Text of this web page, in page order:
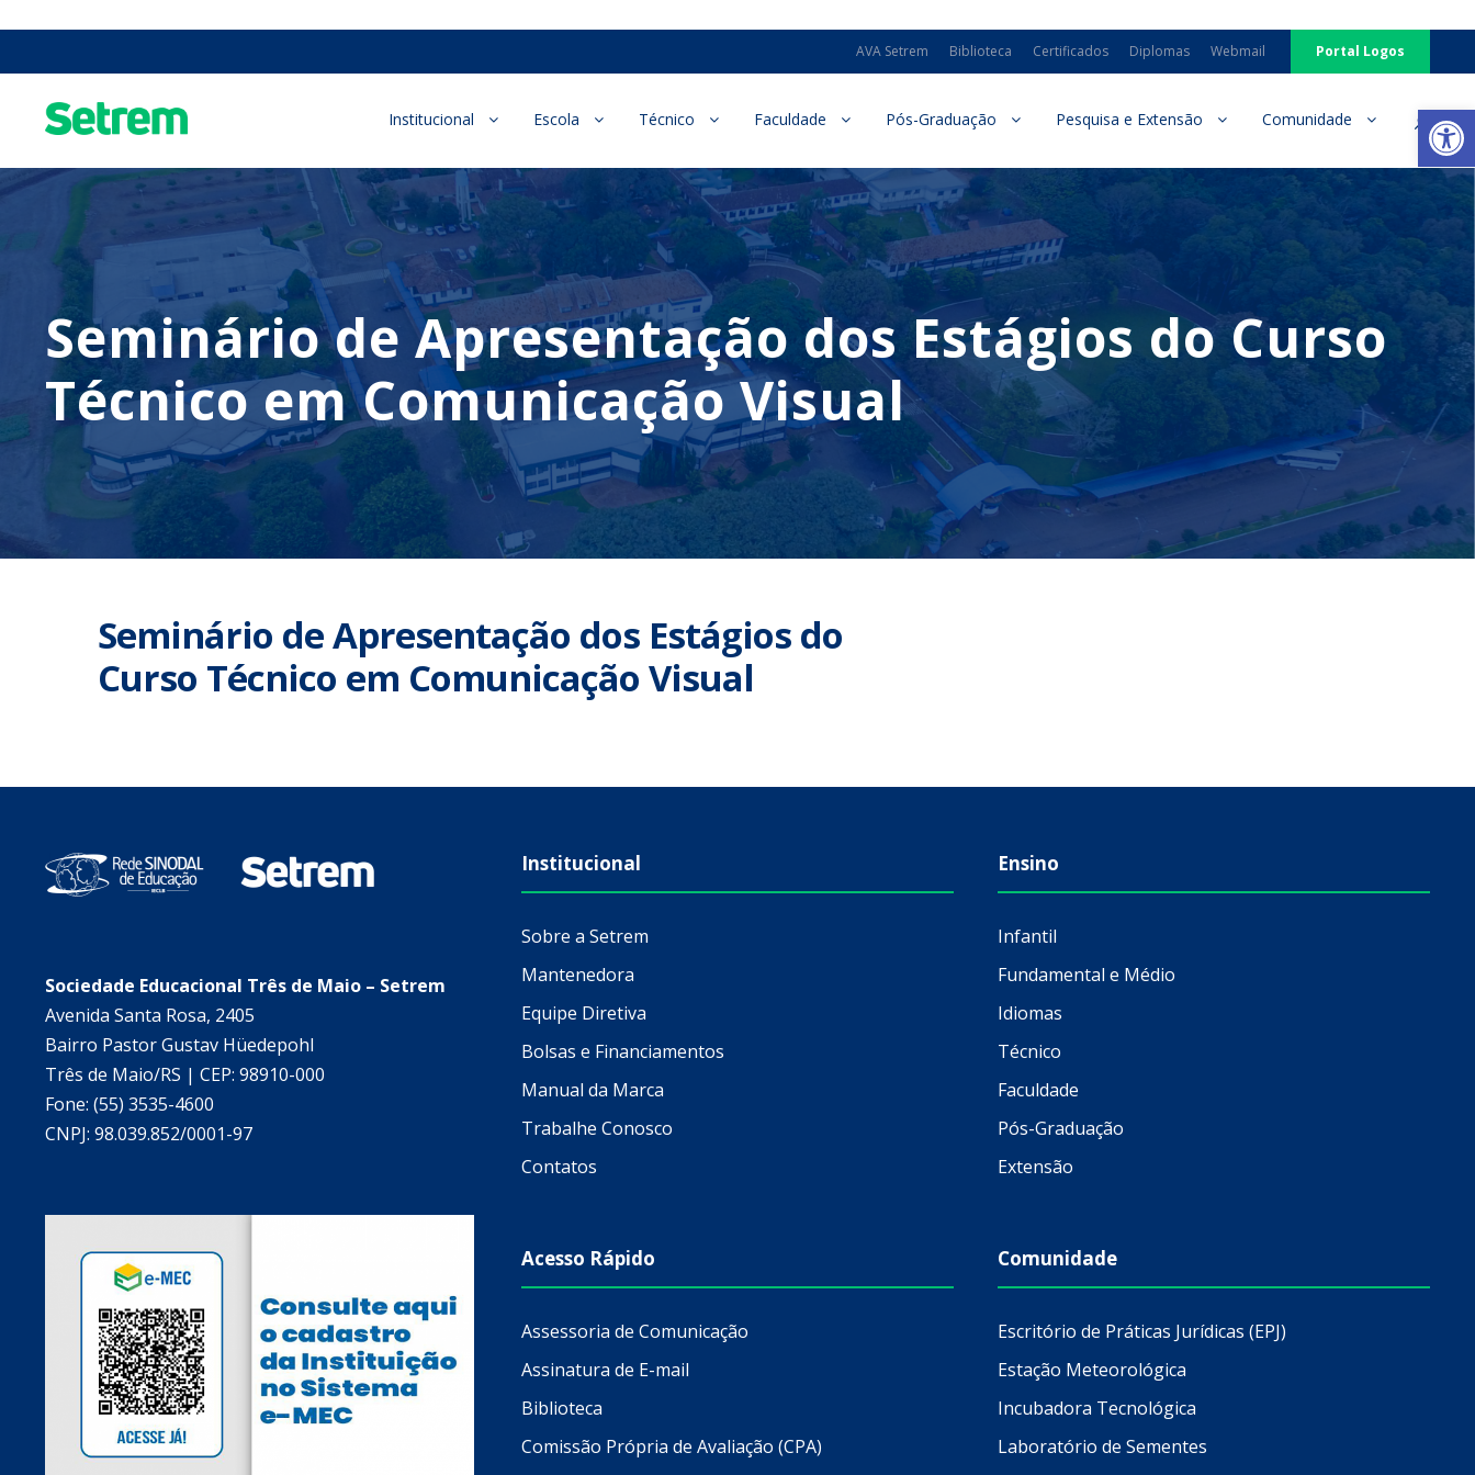
AVA Setrem Biblioteca Certificados Diplomas Webmail Portal Logos
Institucional Escola Técnico Faculdade Pós-Graduação Pesquisa e Extensão Comunidade
Seminário de Apresentação dos Estágios do Curso
Técnico em Comunicação Visual
Seminário de Apresentação dos Estágios do
Curso Técnico em Comunicação Visual
Sociedade Educacional Três de Maio – Setrem
Avenida Santa Rosa, 2405
Bairro Pastor Gustav Hüedepohl
Três de Maio/RS | CEP: 98910-000
Fone: (55) 3535-4600
CNPJ: 98.039.852/0001-97
Institucional
Sobre a Setrem
Mantenedora
Equipe Diretiva
Bolsas e Financiamentos
Manual da Marca
Trabalhe Conosco
Contatos
Acesso Rápido
Assessoria de Comunicação
Assinatura de E-mail
Biblioteca
Comissão Própria de Avaliação (CPA)
Ensino
Infantil
Fundamental e Médio
Idiomas
Técnico
Faculdade
Pós-Graduação
Extensão
Comunidade
Escritório de Práticas Jurídicas (EPJ)
Estação Meteorológica
Incubadora Tecnológica
Laboratório de Sementes